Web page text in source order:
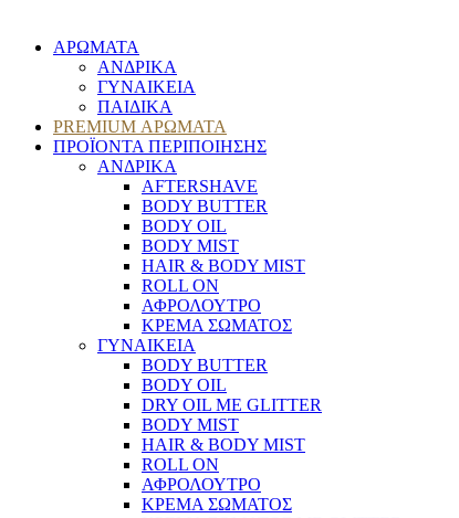
ΑΡΩΜΑΤΑ
ΑΝΔΡΙΚΑ
ΓΥΝΑΙΚΕΙΑ
ΠΑΙΔΙΚΑ
PREMIUM ΑΡΩΜΑΤΑ
ΠΡΟΪΟΝΤΑ ΠΕΡΙΠΟΙΗΣΗΣ
ΑΝΔΡΙΚΑ
AFTERSHAVE
BODY BUTTER
BODY OIL
BODY MIST
HAIR & BODY MIST
ROLL ON
ΑΦΡΟΛΟΥΤΡΟ
ΚΡΕΜΑ ΣΩΜΑΤΟΣ
ΓΥΝΑΙΚΕΙΑ
BODY BUTTER
BODY OIL
DRY OIL ΜΕ GLITTER
BODY MIST
HAIR & BODY MIST
ROLL ON
ΑΦΡΟΛΟΥΤΡΟ
ΚΡΕΜΑ ΣΩΜΑΤΟΣ